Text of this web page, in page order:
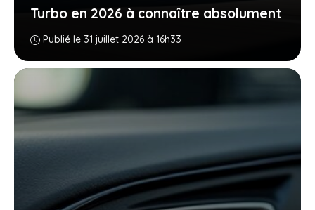
Turbo en 2026 à connaître absolument
Publié le 31 juillet 2026 à 16h33